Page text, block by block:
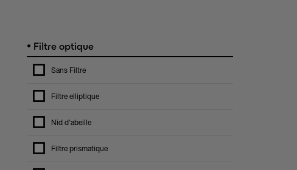
• Filtre optique
Sans Filtre
Filtre elliptique
Nid d'abeille
Filtre prismatique